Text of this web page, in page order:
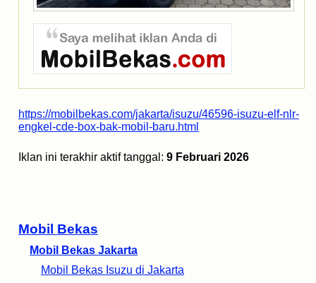
Mobil Bekas
Mobil Bekas Jakarta
Mobil Bekas Isuzu di Jakarta
https://mobilbekas.com/jakarta/isuzu/46596-isuzu-elf-nlr-
engkel-cde-box-bak-mobil-baru.html
Iklan ini terakhir aktif tanggal: 9 Februari 2026